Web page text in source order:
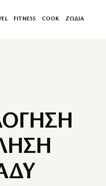
FITNESS COOK ΖΩΔΙΑ